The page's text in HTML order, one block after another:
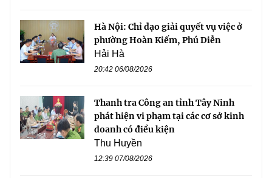
Hà Nội: Chỉ đạo giải quyết vụ việc ở
phường Hoàn Kiếm, Phú Diễn
Hải Hà
20:42 06/08/2026
Thanh tra Công an tỉnh Tây Ninh
phát hiện vi phạm tại các cơ sở kinh
doanh có điều kiện
Thu Huyền
12:39 07/08/2026